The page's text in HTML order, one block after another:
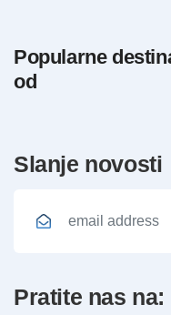
Popularne destinacije autobus
od
slanje novosti
pratite nas na: